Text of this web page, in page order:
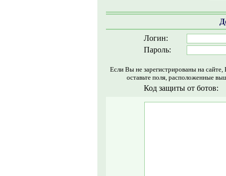
Логин:
Пароль:
Если Вы не зарегистрированы на
оставьте поля, расположенные
Код защиты от ботов: